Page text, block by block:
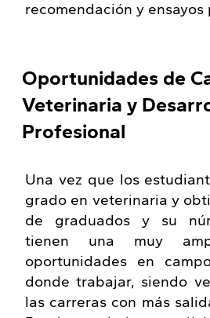
recomendación y ensayos
Oportunidades de
Veterinaria y
Profesional
Una vez que los
grado en veterinaria y
de graduados y su
tienen una muy
oportunidades en
donde trabajar, siendo
las carreras con más